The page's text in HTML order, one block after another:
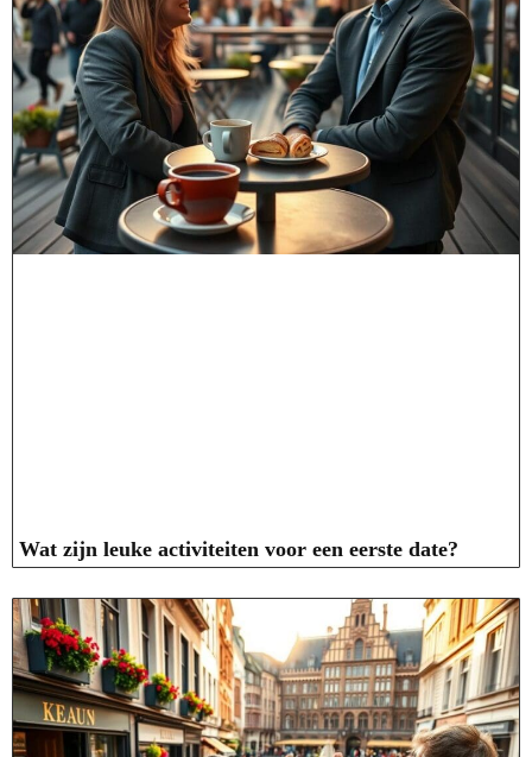
Wat zijn leuke activiteiten voor een eerste date?